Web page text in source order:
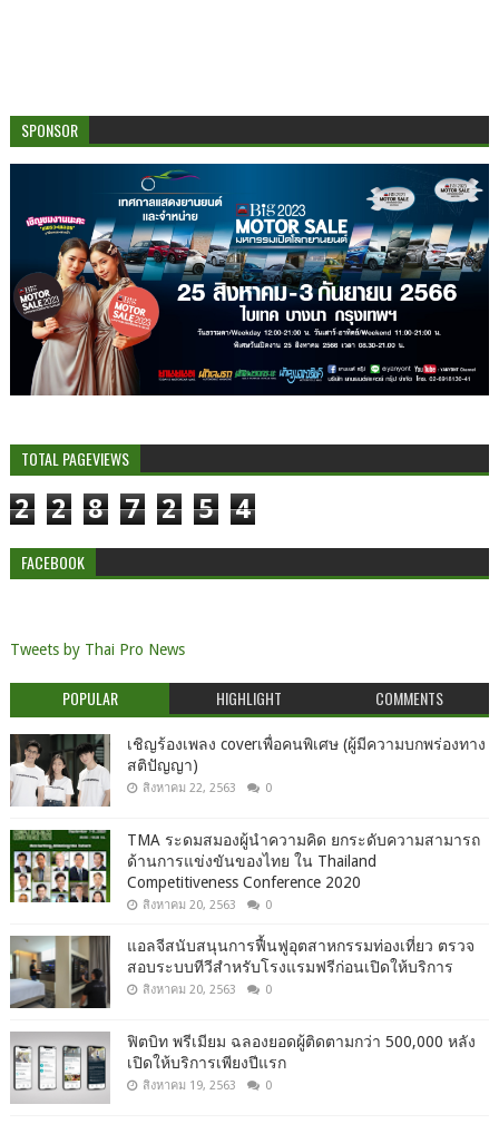
SPONSOR
TOTAL PAGEVIEWS
2 2 8 7 2 5 4
FACEBOOK
Tweets by Thai Pro News
POPULAR HIGHLIGHT COMMENTS
เชิญร้องเพลง coverเพื่อคนพิเศษ (ผู้มีความบกพร่องทาง
สติปัญญา)
สิงหาคม 22, 2563 0
TMA ระดมสมองผู้นำความคิด ยกระดับความสามารถ
ด้านการแข่งขันของไทย ใน Thailand
Competitiveness Conference 2020
สิงหาคม 20, 2563 0
แอลจีสนับสนุนการฟื้นฟูอุตสาหกรรมท่องเที่ยว ตรวจ
สอบระบบทีวีสำหรับโรงแรมฟรีก่อนเปิดให้บริการ
สิงหาคม 20, 2563 0
ฟิตบิท พรีเมียม ฉลองยอดผู้ติดตามกว่า 500,000 หลัง
เปิดให้บริการเพียงปีแรก
สิงหาคม 19, 2563 0